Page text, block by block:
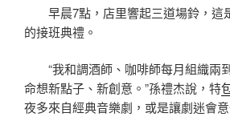
早晨7點，店里響起三道場鈴，這
的接班典禮。
“我和調酒師、咖啡師每月組織兩
命想新點子、新創意。”孫禮杰說，特
夜多來自經典音樂劇，或是讓劇迷會